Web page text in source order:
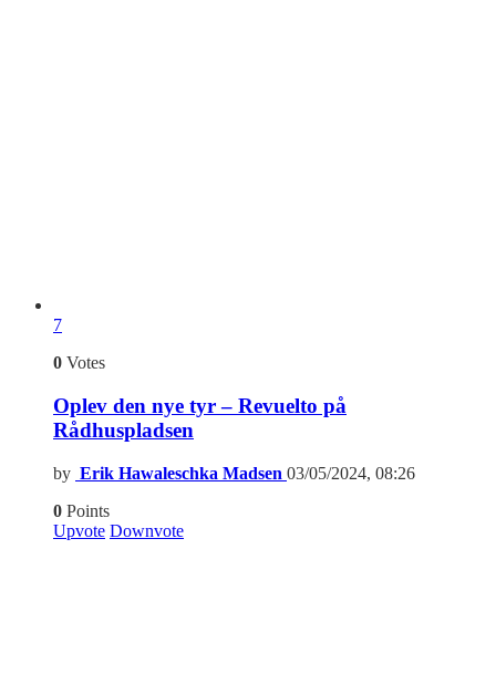
7
0 Votes
Oplev den nye tyr – Revuelto på
Rådhuspladsen
by Erik Hawaleschka Madsen 03/05/2024, 08:26
0 Points
Upvote Downvote